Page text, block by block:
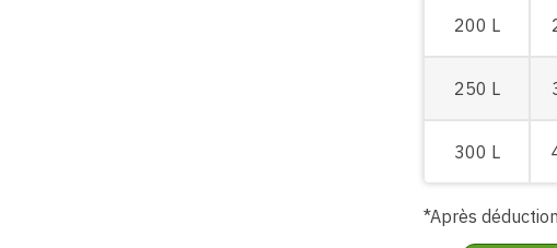
200 L
250 L
300 L
*Après